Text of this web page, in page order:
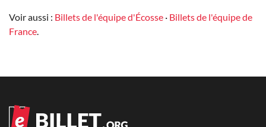
Voir aussi : Billets de l'équipe d'Écosse · Billets de l'équipe de
France.